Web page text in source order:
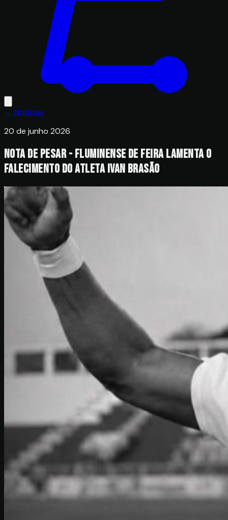
← Notícias
20 de junho 2026
Nota de Pesar - Fluminense de Feira lamenta o
falecimento do atleta Ivan Brasão